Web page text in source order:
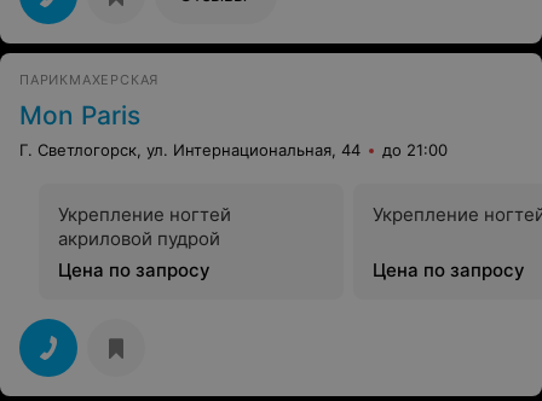
интеллектом, руководству салона это удалось, и задать
правильную доброжелательную атмосферу. В Гомеле
вообще с сервисом пока плохо, но в этом салоне, я
адекватных клиентов!
ПАРИКМАХЕРСКАЯ
Mon Paris
Г. Светлогорск, ул. Интернациональная, 44 до 21:00
Укрепление ногтей
акриловой пудрой
Цена по запросу
Укрепление
Цена по запросу